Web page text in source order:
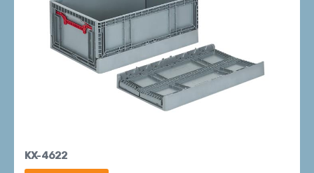
KX-4622